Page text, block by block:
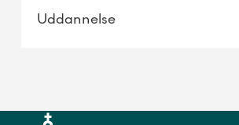
Uddannelse